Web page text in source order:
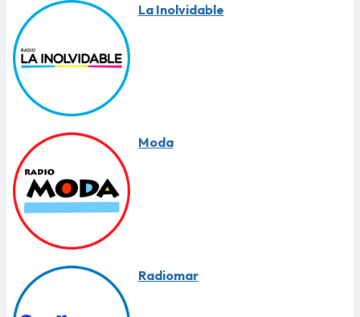
La Inolvidable
Moda
Radiomar